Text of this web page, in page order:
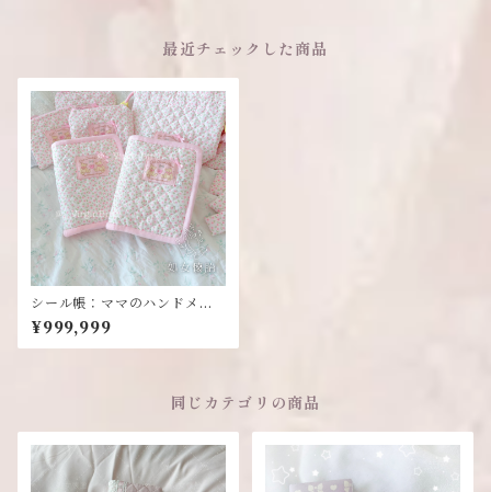
最近チェックした商品
シール帳：ママのハンドメイ
ドシリーズ
¥999,999
同じカテゴリの商品